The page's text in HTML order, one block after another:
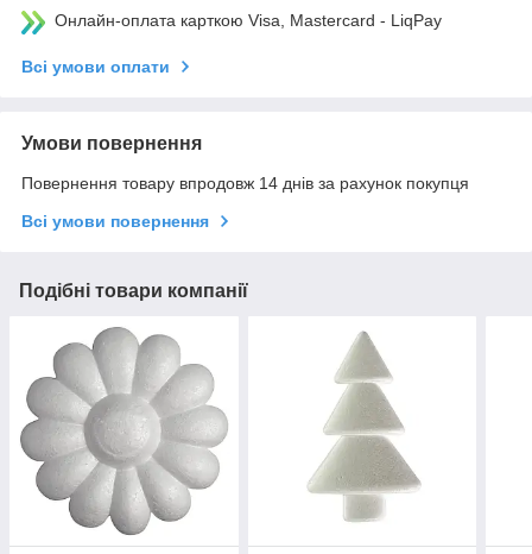
Онлайн-оплата карткою Visa, Mastercard - LiqPay
Всі умови оплати
Умови повернення
Повернення товару впродовж 14 днів за рахунок покупця
Всі умови повернення
Подібні товари компанії